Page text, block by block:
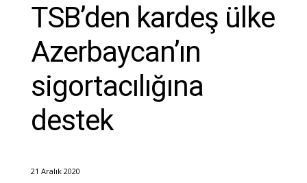
TSB’den kardeş ülke
Azerbaycan’ın
sigortacılığına
destek
21 Aralık 2020